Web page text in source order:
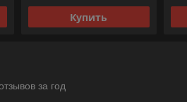
Купить
за год